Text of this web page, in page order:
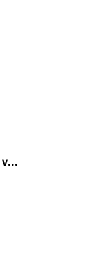
Georg Graf von Westphalen